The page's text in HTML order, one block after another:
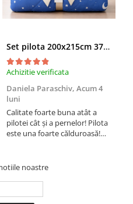
Set pilota 200x215cm 370g cu 2 perne 50x70,albastru- PLT36
Achizitie verificata
Daniela Paraschiv, Acum 4
luni
Calitate foarte buna atât a
pilotei cât și a pernelor! Pilota
este una foarte călduroasă!
noastre